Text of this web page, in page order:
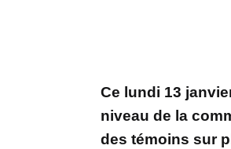
Ce lundi 13
niveau de la
des témoins sur